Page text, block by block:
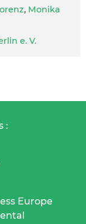
, Monika
e. V.
:
Europe